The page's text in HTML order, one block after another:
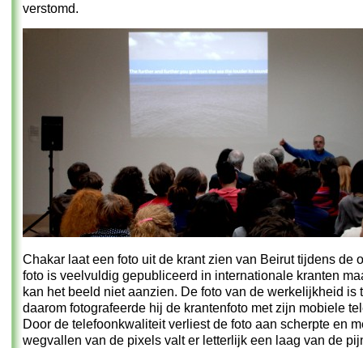
verstomd.
Chakar laat een foto uit de krant zien van Beirut tijdens de
foto is veelvuldig gepubliceerd in internationale kranten
kan het beeld niet aanzien. De foto van de werkelijkheid is
daarom fotografeerde hij de krantenfoto met zijn mobiele
Door de telefoonkwaliteit verliest de foto aan scherpte en
wegvallen van de pixels valt er letterlijk een laag van de